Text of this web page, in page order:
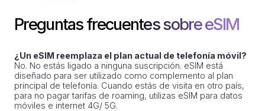
Preguntas frecuentes sobre eSIM
¿Un eSIM reemplaza el plan actual de telefonía móvil?
No. No estás ligado a ninguna suscripción. eSIM está
diseñado para ser utilizado como complemento al plan
principal de telefonía. Cuando estás de visita en otro país,
para no pagar tarifas de roaming, utilizas eSIM para datos
móviles e internet 4G/ 5G.